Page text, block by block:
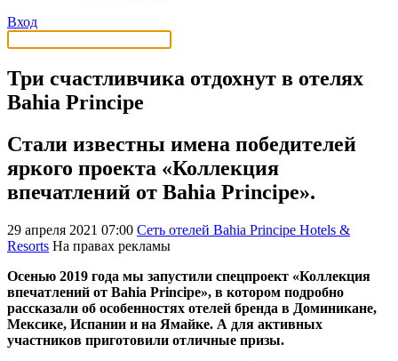
Вход
Три счастливчика отдохнут в отелях
Bahia Principe
Стали известны имена победителей
яркого проекта «Коллекция
впечатлений от Bahia Principe».
29 апреля 2021 07:00 Сеть отелей Bahia Principe Hotels &
Resorts На правах рекламы
Осенью 2019 года мы запустили спецпроект «Коллекция
впечатлений от Bahia Principe», в котором подробно
рассказали об особенностях отелей бренда в Доминикане,
Мексике, Испании и на Ямайке. А для активных
участников приготовили отличные призы.